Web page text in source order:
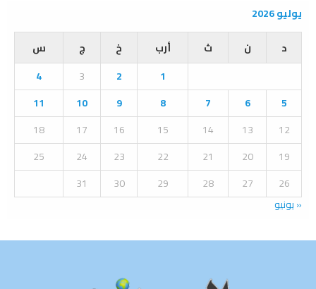
r
c
o
E
A
R
C
H
يوليو 2026
د
ن ث أرب خ ج
س
1
2
3
4
5
6
7
8
9
10
11
12
13
14
15
16
17
18
19
20
21
22
23
24
25
26
27
28
29
30
31
« يونيو